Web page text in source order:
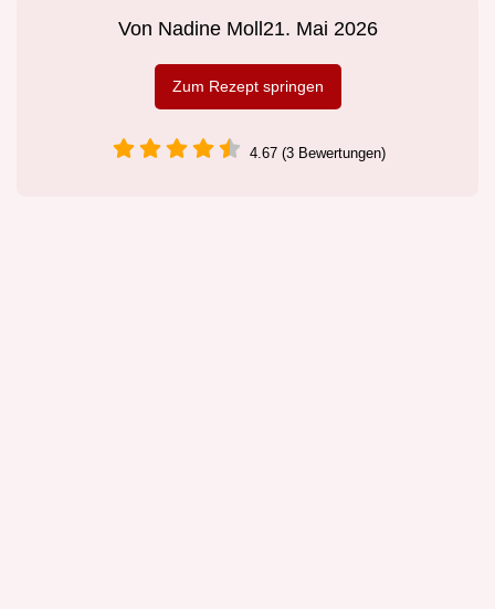
Von Nadine Moll 21. Mai 2026
Zum Rezept springen
4.67 (3 Bewertungen)